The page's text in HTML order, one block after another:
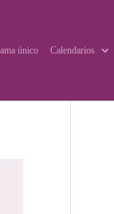
único Calendarios